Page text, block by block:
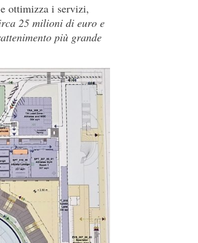
ottimizza i servizi,
25 milioni di euro e
più grande